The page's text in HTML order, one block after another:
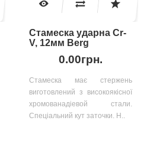
Стамеска ударна Cr-
V, 12мм Berg
0.00грн.
Стамеска має стержень
виготовлений з високоякісної
хромованадіевой стали.
Спеціальний кут заточки. Н..